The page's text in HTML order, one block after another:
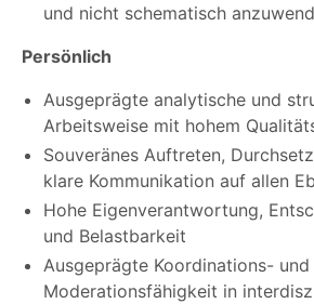
und nicht schematisch
Persönlich
Ausgeprägte analytische und
Arbeitsweise mit hohem
Souveränes Auftreten,
klare Kommunikation auf allen
Hohe Eigenverantwortung,
und Belastbarkeit
Ausgeprägte Koordinations- und
Moderationsfähigkeit in